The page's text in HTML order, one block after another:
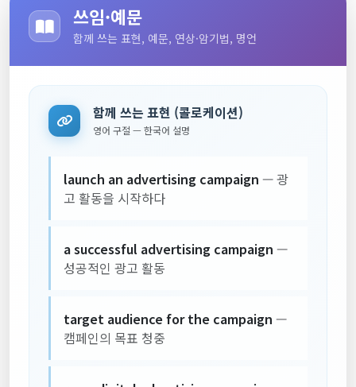
쓰임·예문
함께 쓰는 표현, 예문, 연상·암기법, 명언
함께 쓰는 표현 (콜로케이션)
영어 구절 — 한국어 설명
launch an advertising campaign — 광
고 활동을 시작하다
a successful advertising campaign —
성공적인 광고 활동
target audience for the campaign —
캠페인의 목표 청중